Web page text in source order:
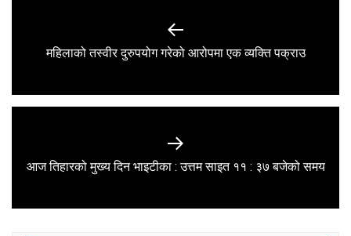
Previous
महिलाको तस्वीर दुरुपयोग गरेको आरोपमा एक व्यक्ति पक्राउ
Next
आज तिहारको मुख्य दिन भाइटीका : उत्तम साइत ११ : ३७ बजेको समय